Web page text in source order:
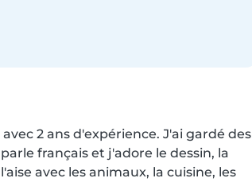
2 ans d'expérience. J'ai gardé des
français et j'adore le dessin, la
avec les animaux, la cuisine, les